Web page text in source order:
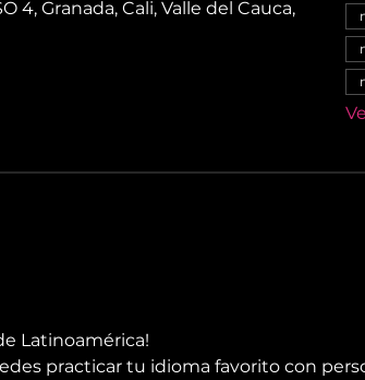
4, Granada, Cali, Valle del Cauca,
Latinoamérica!
practicar tu idioma favorito con